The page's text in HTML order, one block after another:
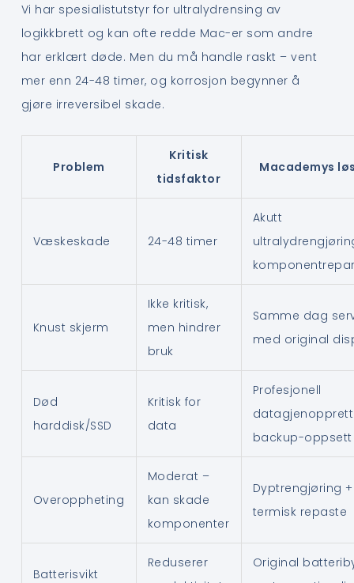
Vi har spesialistutstyr for ultralydrensing av
logikkbrett og kan ofte redde Mac-er som andre
har erklært døde. Men du må handle raskt – vent
mer enn 24-48 timer, og korrosjon begynner å
gjøre irreversibel skade.
Problem
Kritisk
tidsfaktor
Macademys
Væskeskade 24-48 timer
Akutt
Knust skjerm
Ikke kritisk,
men hindrer
bruk
Samme dag
med original
Død
harddisk/SSD
Kritisk for
data
Profesjonell
backup-oppsett
Overoppheting
Moderat –
kan skade
komponenter
Dyptrengjøring +
termisk repaste
Batterisvikt
Reduserer
Original